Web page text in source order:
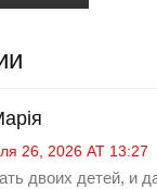
26, 2026 AT 13:27
двоих детей, и